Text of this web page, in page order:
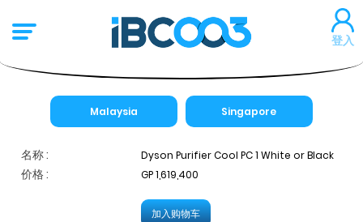
登入
Malaysia Singapore
名称 : Dyson Purifier Cool PC 1 White or Black
价格 : GP 1,619,400
加入购物车